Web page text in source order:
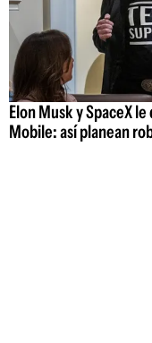
Elon Musk y SpaceX
Mobile: así planean